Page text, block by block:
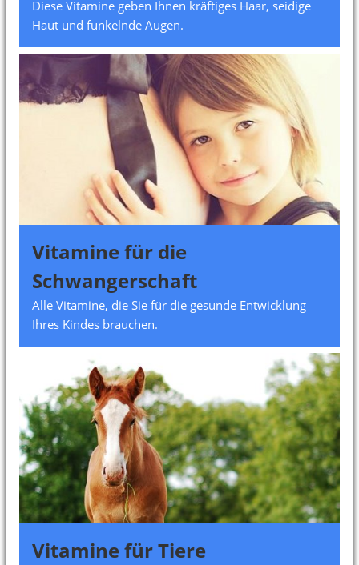
Diese Vitamine geben Ihnen kräftiges Haar, seidige
Haut und funkelnde Augen.
Vitamine für die
Schwangerschaft
Alle Vitamine, die Sie für die gesunde Entwicklung
Ihres Kindes brauchen.
Vitamine für Tiere